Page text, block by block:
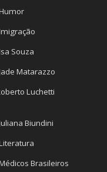
Souza
Matarazzo
Luchetti
Biundini
Brasileiros